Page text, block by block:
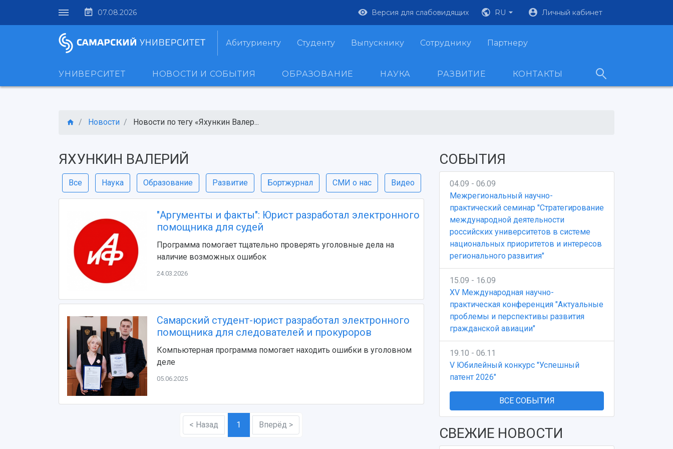
07.08.2026 Версия для слабовидящих RU Личный кабинет
Абитуриенту Студенту Выпускнику Сотруднику Партнеру
УНИВЕРСИТЕТ НОВОСТИ И СОБЫТИЯ ОБРАЗОВАНИЕ НАУКА РАЗВИТИЕ КОНТАКТЫ
Новости Новости по тегу «Яхункин Валер...
ЯХУНКИН ВАЛЕРИЙ
Все Наука Образование Развитие Бортжурнал СМИ о нас Видео
"Аргументы и факты": Юрист разработал электронного
помощника для судей
Программа помогает тщательно проверять уголовные дела на
наличие возможных ошибок
24.03.2026
Самарский студент-юрист разработал электронного
помощника для следователей и прокуроров
Компьютерная программа помогает находить ошибки в уголовном
деле
05.06.2025
< Назад 1 Вперёд >
СОБЫТИЯ
04.09 - 06.09
Межрегиональный научно-
практический семинар "Стратегирование
международной деятельности
российских университетов в системе
национальных приоритетов и интересов
регионального развития"
15.09 - 16.09
XV Международная научно-
практическая конференция "Актуальные
проблемы и перспективы развития
гражданской авиации"
19.10 - 06.11
V Юбилейный конкурс "Успешный
патент 2026"
ВСЕ СОБЫТИЯ
СВЕЖИЕ НОВОСТИ